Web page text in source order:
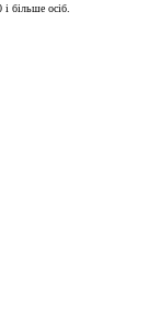
більше осіб.